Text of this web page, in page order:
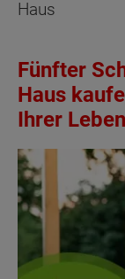
Haus
Fünfter
Haus
Ihrer